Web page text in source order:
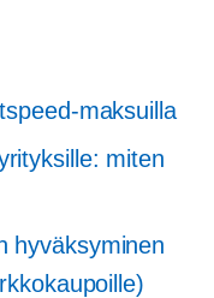
maksuilla
miten
hyväksyminen